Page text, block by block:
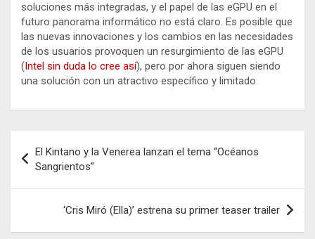
soluciones más integradas, y el papel de las eGPU en el
futuro panorama informático no está claro. Es posible que
las nuevas innovaciones y los cambios en las necesidades
de los usuarios provoquen un resurgimiento de las eGPU
( Intel sin duda lo cree así), pero por ahora siguen siendo
una solución con un atractivo específico y limitado
de
entradas
El Kintano y la Venerea lanzan el tema “Océanos
Sangrientos”
‘Cris Miró (Ella)’ estrena su primer teaser trailer